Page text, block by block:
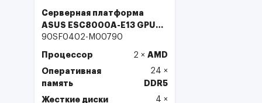
Серверная платформа
ASUS ESC8000A-E13 GPU
4U, 2x SP5 LGA6096
90SF0402-M00790
Процессор 2 × AMD
Оперативная
память
24 ×
DDR5
Жесткие диски
4 ×